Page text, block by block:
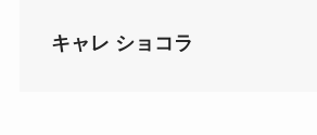
キャレ ショコラ